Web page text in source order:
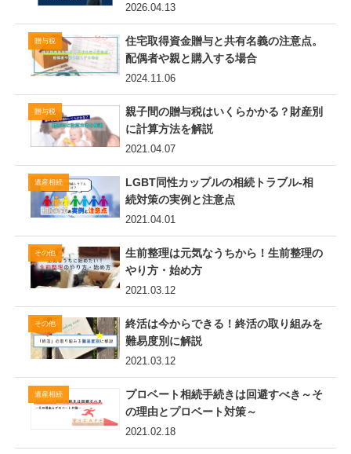
2026.04.13
贈与税
2024.11.06
住宅取得資金贈与と共有名義の注意点。
配偶者や親と購入する場合
贈与税
2021.04.07
親子間の贈与税はいくらかかる？財産別
に計算方法を解説
遺産相続
2021.04.01
LGBT同性カップルの相続トラブル-相
続対策の実例と注意点
その他
2021.03.12
生前整理は元気なうちから！生前整理の
やり方・始め方
その他
2021.03.12
終活は今からできる！終活の取り組みを
難易度別に解説
遺産相続
2021.02.18
プロベート相続手続きは回避すべき～そ
の理由とプロベート対策～